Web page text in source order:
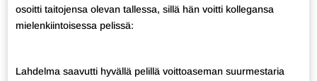
osoitti taitojensa olevan tallessa, sillä hän voitti kollegansa
mielenkiintoisessa pelissä:
Lahdelma saavutti hyvällä pelillä voittoaseman suurmestaria